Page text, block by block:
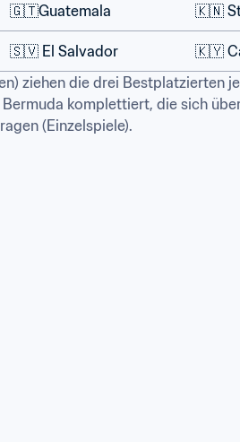
🇬🇹Guatemala 🇰🇳
🇸🇻 El Salvador
🇰🇾
ziehen die drei Bestplatzierten
komplettiert, die sich
(Einzelspiele).